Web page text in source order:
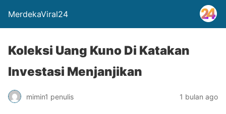
MerdekaViral24
Koleksi Uang Kuno Di Katakan
Investasi Menjanjikan
mimin1 penulis 1 bulan ago